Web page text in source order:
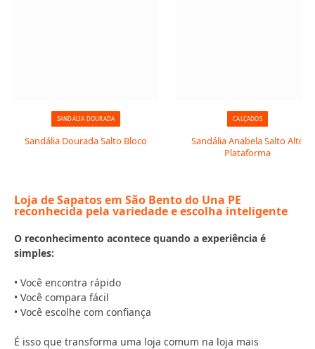
SANDÁLIA DOURADA
Sandália Dourada Salto Bloco
CALÇADOS
Sandália Anabela Salto Alto
Plataforma
Loja de Sapatos em São Bento do Una PE
reconhecida pela variedade e escolha inteligente
O reconhecimento acontece quando a experiência é
simples:
• Você encontra rápido
• Você compara fácil
• Você escolhe com confiança
É isso que transforma uma loja comum na loja mais